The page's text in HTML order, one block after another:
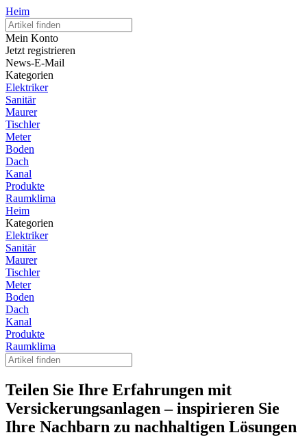
Heim
Mein Konto
Jetzt registrieren
News-E-Mail
Kategorien
Elektriker
Sanitär
Maurer
Tischler
Meter
Boden
Dach
Kanal
Produkte
Raumklima
Heim
Kategorien
Elektriker
Sanitär
Maurer
Tischler
Meter
Boden
Dach
Kanal
Produkte
Raumklima
Teilen Sie Ihre Erfahrungen mit
Versickerungsanlagen – inspirieren Sie
Ihre Nachbarn zu nachhaltigen Lösungen